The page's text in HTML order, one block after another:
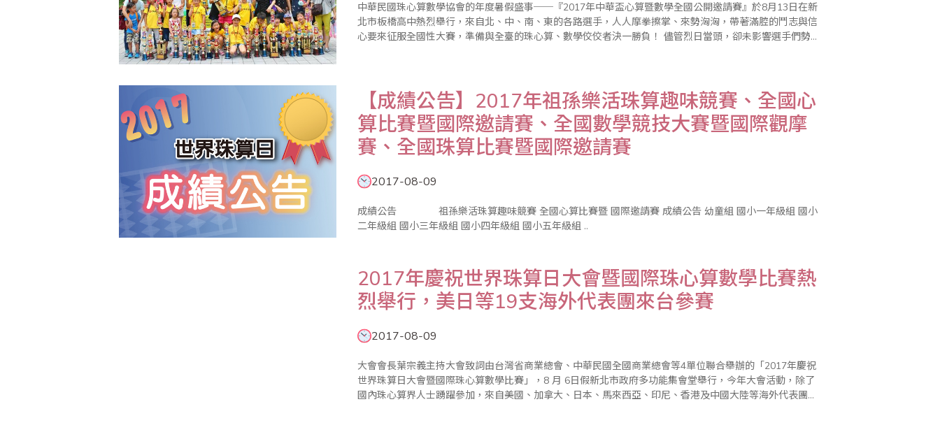
中華民國珠心算數學協會的年度暑假盛事──『2017年中華盃心算暨數學全國公開邀請賽』於8月13日在新
北市板橋高中熱烈舉行，來自北、中、南、東的各路選手，人人摩拳擦掌、來勢洶洶，帶著滿腔的鬥志與信
心要來征服全國性大賽，準備與全臺的珠心算、數學佼佼者決一勝負！ 儘管烈日當頭，卻未影響選手們勢在
【成績公告】2017年祖孫樂活珠算趣味競賽、全國心
算比賽暨國際邀請賽、全國數學競技大賽暨國際觀摩
賽、全國珠算比賽暨國際邀請賽
2017-08-09
成績公告 祖孫樂活珠算趣味競賽 全國心算比賽暨 國際邀請賽 成績公告 幼童組 國小一年級組 國小
二年級組 國小三年級組 國小四年級組 國小五年級組 ..
2017年慶祝世界珠算日大會暨國際珠心算數學比賽熱
烈舉行，美日等19支海外代表團來台參賽
2017-08-09
大會會長葉宗義主持大會致詞由台灣省商業總會、中華民國全國商業總會等4單位聯合舉辦的「2017年慶祝
世界珠算日大會暨國際珠心算數學比賽」，8 月 6日假新北市政府多功能集會堂舉行，今年大會活動，除了
國內珠心算界人士踴躍參加，來自美國、加拿大、日本、馬來西亞、印尼、香港及中國大陸等海外代表團共